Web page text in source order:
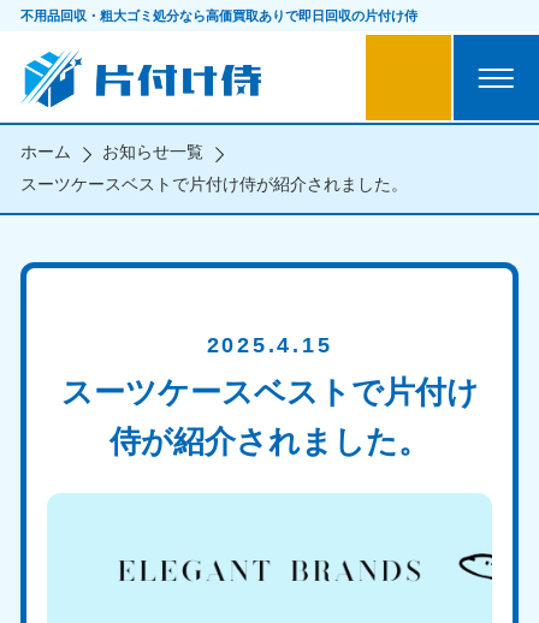
不用品回収・粗大ゴミ処分なら高価買取ありで即日回収の片付け侍
ホーム
お知らせ一覧
スーツケースベストで片付け侍が紹介されました。
2025.4.15
スーツケースベストで片付け
侍が紹介されました。